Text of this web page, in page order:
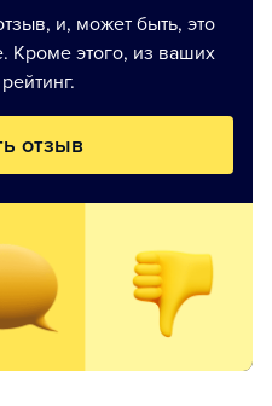
и, может быть, это
Кроме этого, из ваших
отзыв